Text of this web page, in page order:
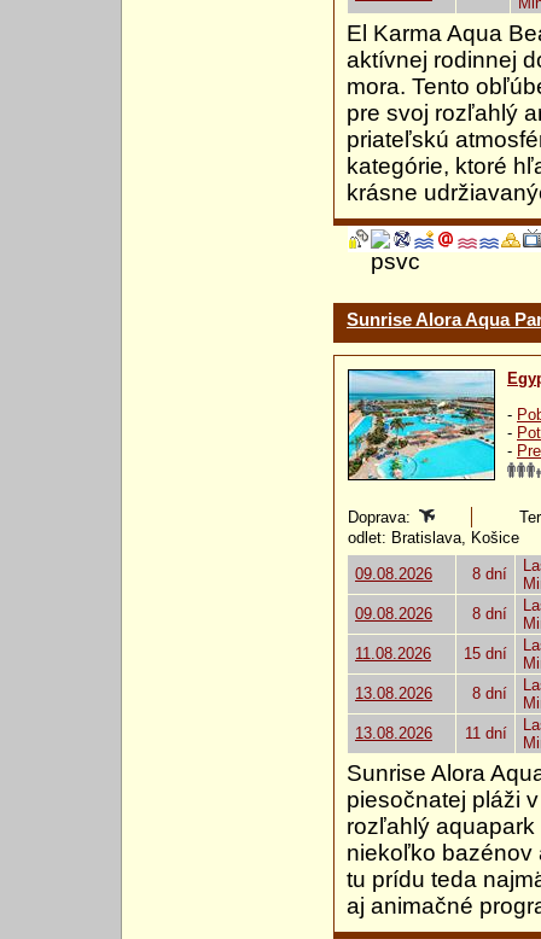
El Karma Aqua
aktívnej rodinnej
mora. Tento
pre svoj rozľahlý
priateľskú
kategórie, ktoré
krásne
Sunrise Alora Aqua
-
-
-
Doprava:
odlet: Bratislava, Košice
09.08.2026
8 dní
09.08.2026
8 dní
11.08.2026
15 dní
13.08.2026
8 dní
13.08.2026
11 dní
Sunrise Alora
piesočnatej pláži
rozľahlý
niekoľko bazénov
tu prídu teda
aj animačné